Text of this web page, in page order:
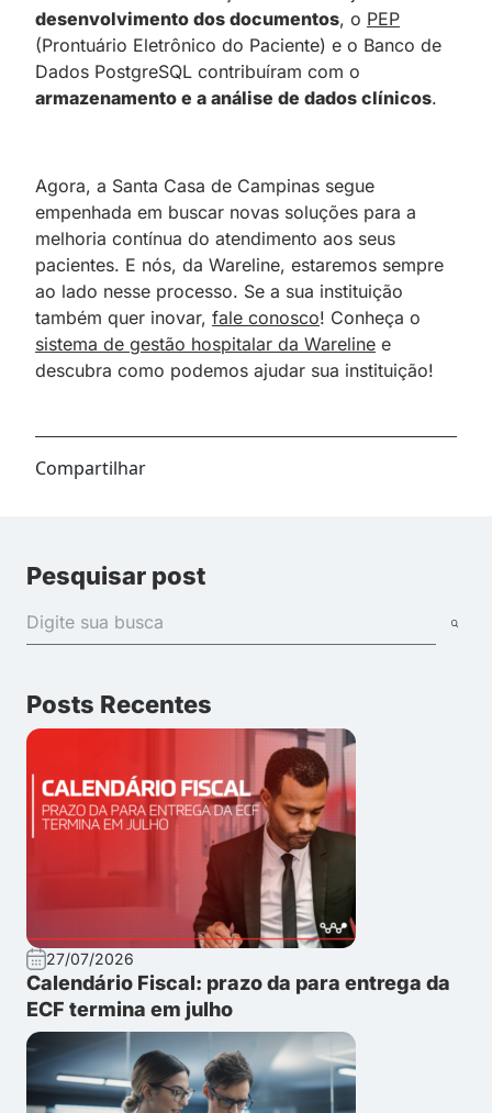
desenvolvimento dos documentos, o PEP
(Prontuário Eletrônico do Paciente) e o Banco de
Dados PostgreSQL contribuíram com o
armazenamento e a análise de dados clínicos.
Agora, a Santa Casa de Campinas segue
empenhada em buscar novas soluções para a
melhoria contínua do atendimento aos seus
pacientes. E nós, da Wareline, estaremos sempre
ao lado nesse processo. Se a sua instituição
também quer inovar, fale conosco! Conheça o
sistema de gestão hospitalar da Wareline e
descubra como podemos ajudar sua instituição!
Compartilhar
Pesquisar post
Posts Recentes
27/07/2026
Calendário Fiscal: prazo da para entrega da
ECF termina em julho